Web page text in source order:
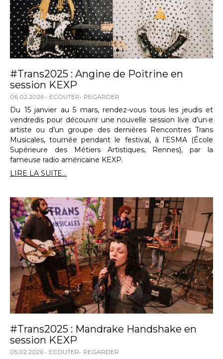
#Trans2025 : Angine de Poitrine en
session KEXP
06.02.2026 ECOUTER REGARDER
Du 15 janvier au 5 mars, rendez-vous tous les jeudis et
vendredis pour découvrir une nouvelle session live d’un·e
artiste ou d’un groupe des dernières Rencontres Trans
Musicales, tournée pendant le festival, à l’ESMA (École
Supérieure des Métiers Artistiques, Rennes), par la
fameuse radio américaine KEXP.
LIRE LA SUITE...
#Trans2025 : Mandrake Handshake en
session KEXP
05.02.2026 ECOUTER REGARDER